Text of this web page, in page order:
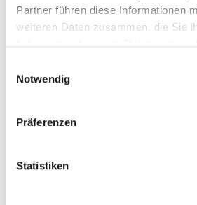
Partner führen diese Informationen
weiteren Daten zusammen, die Sie
Notwendig
Präferenzen
StatistikenKovax Buflex WET